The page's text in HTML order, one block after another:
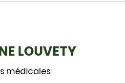
LOUVETY
médicales